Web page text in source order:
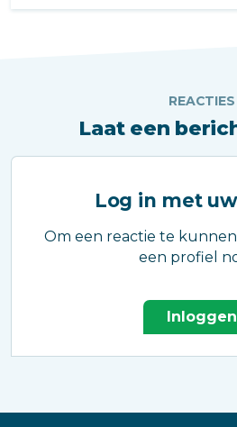
REACTIES
Laat een
Log in met
Om een reactie te
een profiel
Inloggen